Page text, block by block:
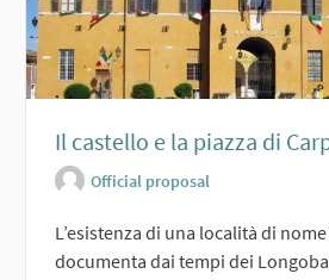
Il castello e la piazza di
Official proposal
L’esistenza di una località di
documenta dai tempi dei